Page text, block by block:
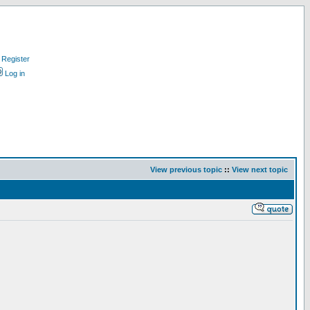
Register
Log in
View previous topic :: View next topic